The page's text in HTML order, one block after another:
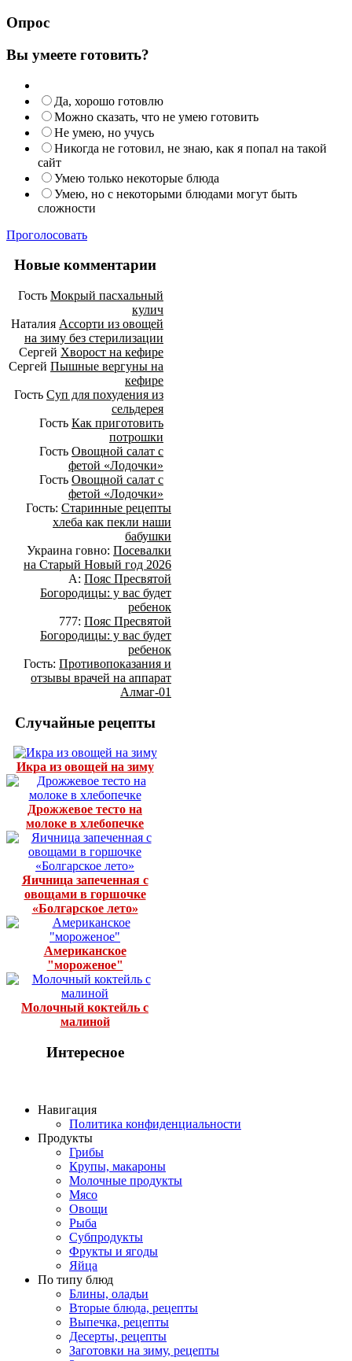
Опрос
Вы умеете готовить?
Да, хорошо готовлю
Можно сказать, что не умею готовить
Не умею, но учусь
Никогда не готовил, не знаю, как я попал на такой
сайт
Умею только некоторые блюда
Умею, но с некоторыми блюдами могут быть
сложности
Проголосовать
Новые комментарии
Гость Мокрый пасхальный
кулич
Наталия Ассорти из овощей
на зиму без стерилизации
Сергей Хворост на кефире
Сергей Пышные вергуны на
кефире
Гость Суп для похудения из
сельдерея
Гость Как приготовить
потрошки
Гость Овощной салат с
фетой «Лодочки»
Гость Овощной салат с
фетой «Лодочки»
Гость: Старинные рецепты
хлеба как пекли наши
бабушки
Украина говно: Посевалки
на Старый Новый год 2026
А: Пояс Пресвятой
Богородицы: у вас будет
ребенок
777: Пояс Пресвятой
Богородицы: у вас будет
ребенок
Гость: Противопоказания и
отзывы врачей на аппарат
Алмаг-01
Случайные рецепты
Икра из овощей на зиму
Дрожжевое тесто на
молоке в хлебопечке
Яичница запеченная с
овощами в горшочке
«Болгарское лето»
Американское
"мороженое"
Молочный коктейль с
малиной
Интересное
Навигация
Политика конфиденциальности
Продукты
Грибы
Крупы, макароны
Молочные продукты
Мясо
Овощи
Рыба
Субпродукты
Фрукты и ягоды
Яйца
По типу блюд
Блины, оладьи
Вторые блюда, рецепты
Выпечка, рецепты
Десерты, рецепты
Заготовки на зиму, рецепты